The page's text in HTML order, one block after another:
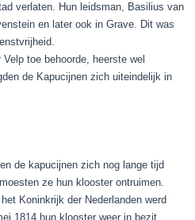
verlaten. Hun leidsman, Basilius van
en later ook in Grave. Dit was
toe behoorde, heerste wel
de Kapucijnen zich uiteindelijk in
de kapucijnen zich nog lange tijd
ze hun klooster ontruimen.
Koninkrijk der Nederlanden werd
1814 hun klooster weer in bezit